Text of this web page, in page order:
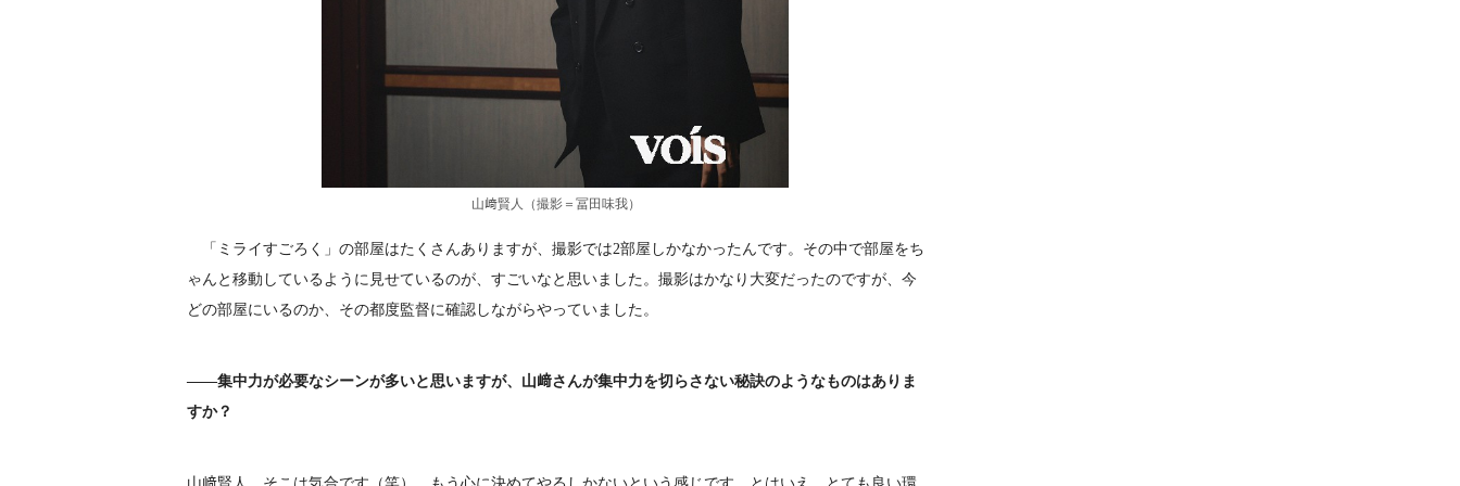
山﨑賢人（撮影＝冨田味我）
「ミライすごろく」の部屋はたくさんありますが、撮影では2部屋しかなかったんです。その中で部屋をち
ゃんと移動しているように見せているのが、すごいなと思いました。撮影はかなり大変だったのですが、今
どの部屋にいるのか、その都度監督に確認しながらやっていました。
――集中力が必要なシーンが多いと思いますが、山﨑さんが集中力を切らさない秘訣のようなものはありま
すか？